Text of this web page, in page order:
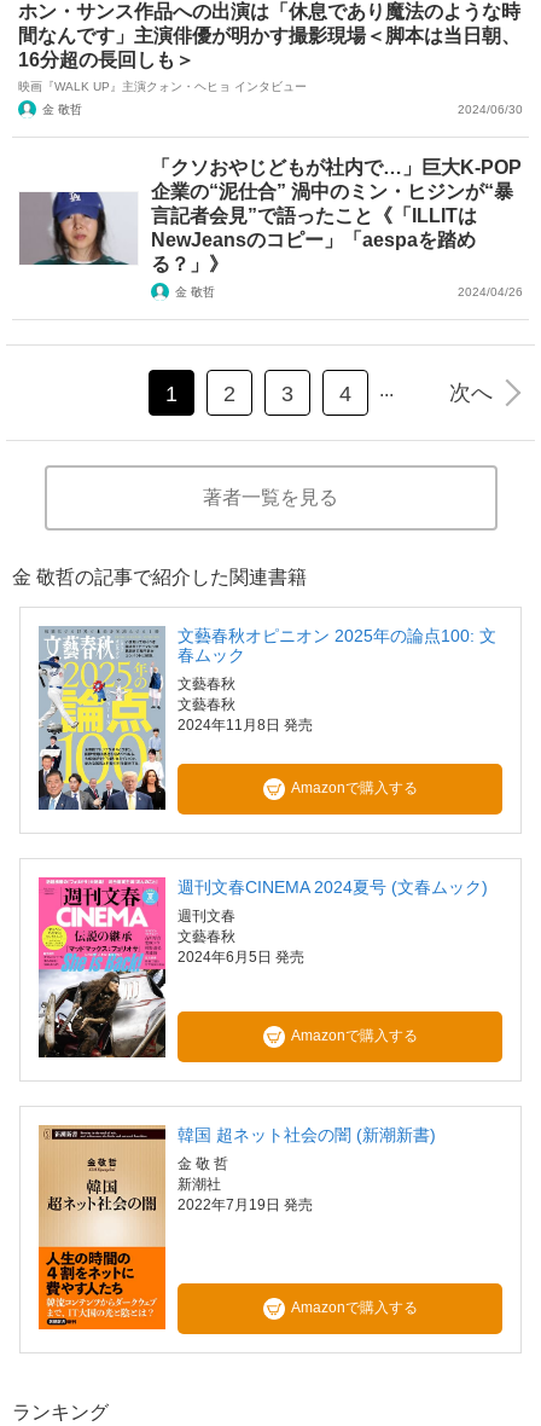
ホン・サンス作品への出演は「休息であり魔法のような時
間なんです」主演俳優が明かす撮影現場＜脚本は当日朝、
16分超の長回しも＞
映画『WALK UP』主演クォン・ヘヒョ インタビュー
金 敬哲
2024/06/30
「クソおやじどもが社内で…」巨大K-POP
企業の“泥仕合” 渦中のミン・ヒジンが“暴
言記者会見”で語ったこと《「ILLITは
NewJeansのコピー」「aespaを踏め
る？」》
金 敬哲 2024/04/26
1 2 3 4 ... 次へ
著者一覧を見る
金 敬哲の記事で紹介した関連書籍
文藝春秋オピニオン 2025年の論点100: 文
春ムック
文藝春秋
文藝春秋
2024年11月8日 発売
Amazonで購入する
週刊文春CINEMA 2024夏号 (文春ムック)
週刊文春
文藝春秋
2024年6月5日 発売
Amazonで購入する
韓国 超ネット社会の闇 (新潮新書)
金 敬 哲
新潮社
2022年7月19日 発売
Amazonで購入する
ランキング